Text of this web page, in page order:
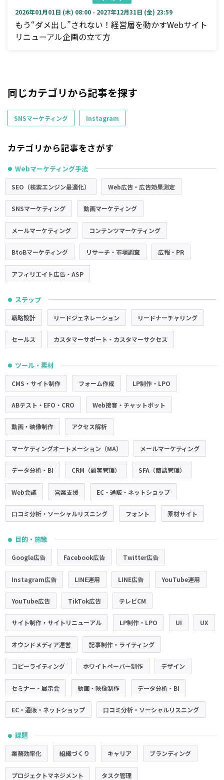
2026年01月01日 (木) 08:00 - 2027年12月31日 (金) 23:59
もう“ダメ出し”されない！経営層を動かすWebサイト
リニューアル企画の立て方
同じカテゴリから記事を探す
SNSマーケティング Instagram
カテゴリから記事をさがす
● Webマーケティング手法
SEO（検索エンジン最適化） Web広告・広告効果測定
SNSマーケティング 動画マーケティング
メールマーケティング コンテンツマーケティング
BtoBマーケティング リサーチ・市場調査 広報・PR
アフィリエイト広告・ASP
● ステップ
戦略設計 リードジェネレーション リードナーチャリング
セールス カスタマーサポート・カスタマーサクセス
● ツール・素材
CMS・サイト制作 フォーム作成 LP制作・LPO
ABテスト・EFO・CRO Web接客・チャットボット
動画・映像制作 アクセス解析
マーケティングオートメーション（MA） メールマーケティング
データ分析・BI CRM（顧客管理） SFA（商談管理）
Web会議 営業支援 EC・通販・ネットショップ
口コミ分析・ソーシャルリスニング フォント 素材サイト
● 目的・施策
Google広告 Facebook広告 Twitter広告
Instagram広告 LINE運用 LINE広告 YouTube運用
YouTube広告 TikTok広告 テレビCM
サイト制作・サイトリニューアル LP制作・LPO UI UX
オウンドメディア運営 記事制作・ライティング
コピーライティング ホワイトペーパー制作 デザイン
セミナー・展示会 動画・映像制作 データ分析・BI
EC・通販・ネットショップ 口コミ分析・ソーシャルリスニング
● 課題
業務効率化 組織づくり キャリア ブランディング
プロジェクトマネジメント タスク管理